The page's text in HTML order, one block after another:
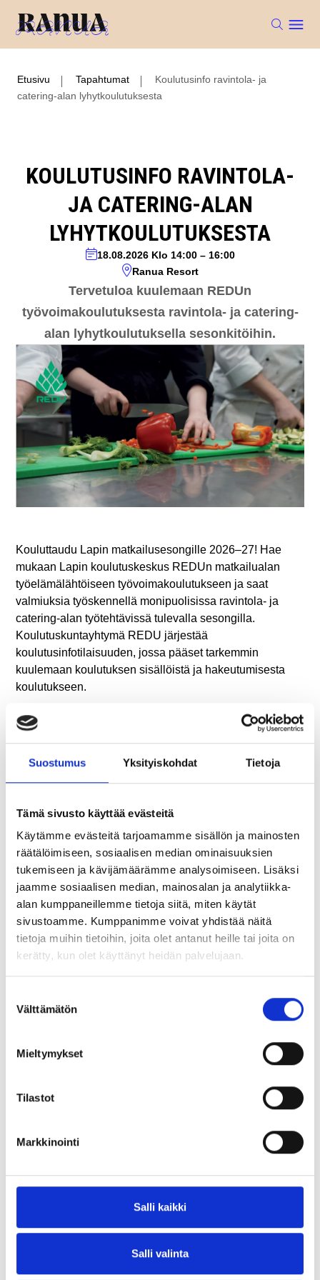
Suostumus Yksityiskohdat Tietoja
Tämä sivusto käyttää evästeitä
Käytämme evästeitä tarjoamamme sisällön ja mainosten
räätälöimiseen, sosiaalisen median ominaisuuksien
tukemiseen ja kävijämäärämme analysoimiseen. Lisäksi
jaamme sosiaalisen median, mainosalan ja analytiikka-
alan kumppaneillemme tietoja siitä, miten käytät
sivustoamme. Kumppanimme voivat yhdistää näitä
tietoja muihin tietoihin, joita olet antanut heille tai joita on
kerätty, kun olet käyttänyt heidän palvelujaan.
valinta
Välttämätön
Mieltymykset
Tilastot
Markkinointi
Salli kaikki
Salli valinta
Etusivu Tapahtumat
Koulutusinfo ravintola- ja
catering-alan lyhytkoulutuksesta
KOULUTUSINFO RAVINTOLA-
JA CATERING-ALAN
LYHYTKOULUTUKSESTA
18.08.2026 Klo 14:00– 16:00
Ranua Resort
Tervetuloa kuulemaan REDUn
työvoimakoulutuksesta ravintola- ja catering-
alan lyhytkoulutuksella sesonkitöihin.
Kouluttaudu Lapin matkailusesongille 2026–27! Hae
mukaan Lapin koulutuskeskus REDUn matkailualan
työelämälähtöiseen työvoimakoulutukseen ja saat
valmiuksia työskennellä monipuolisissa ravintola- ja
catering-alan työtehtävissä tulevalla sesongilla.
Koulutuskuntayhtymä REDU järjestää
koulutusinfotilaisuuden, jossa pääset tarkemmin
kuulemaan koulutuksen sisällöistä ja hakeutumisesta
koulutukseen.
Koulutus on tarkoitettu ensisijaisesti Ranuan ja
Rovaniemen työttömille ja työttömyysuhan alaisille
LATAA ESITE ALTA
Ravintolal ja catering-alan
lyhytkoulutuksella sesonkitöihin
()
LISÄTIETOJA
Opettaja Teemu Raasakka, puh 040 630 6986,
teemu.raasakka@redu.fi